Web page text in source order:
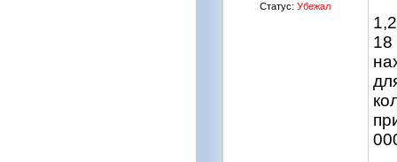
Статус:Убежал
18